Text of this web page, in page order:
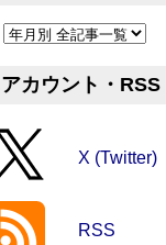
アカウント・RSS
X (Twitter)
RSS